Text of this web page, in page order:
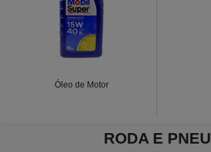
Óleo de Motor
RODA E PNEU